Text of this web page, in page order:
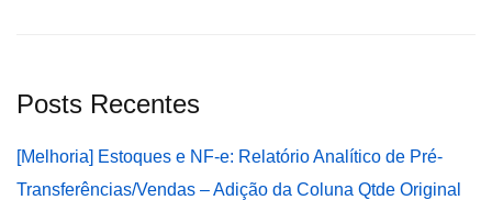
Posts Recentes
[Melhoria] Estoques e NF-e: Relatório Analítico de Pré-
Transferências/Vendas – Adição da Coluna Qtde Original